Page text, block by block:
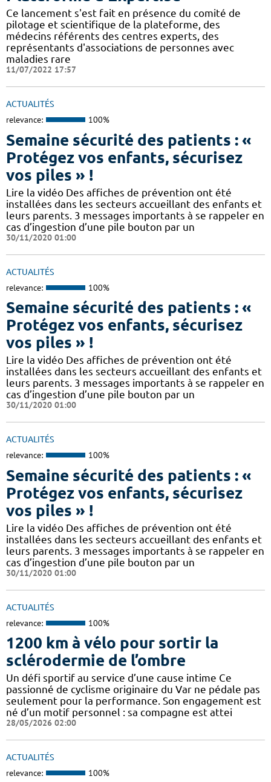
Ce lancement s'est fait en présence du comité de
pilotage et scientifique de la plateforme, des
médecins référents des centres experts, des
représentants d'associations de personnes avec
maladies rare
11/07/2022 17:57
ACTUALITÉS
relevance: 100%
Semaine sécurité des patients : «
Protégez vos enfants, sécurisez
vos piles » !
Lire la vidéo Des affiches de prévention ont été
installées dans les secteurs accueillant des enfants et
leurs parents. 3 messages importants à se rappeler en
cas d’ingestion d’une pile bouton par un
30/11/2020 01:00
ACTUALITÉS
relevance: 100%
Semaine sécurité des patients : «
Protégez vos enfants, sécurisez
vos piles » !
Lire la vidéo Des affiches de prévention ont été
installées dans les secteurs accueillant des enfants et
leurs parents. 3 messages importants à se rappeler en
cas d’ingestion d’une pile bouton par un
30/11/2020 01:00
ACTUALITÉS
relevance: 100%
Semaine sécurité des patients : «
Protégez vos enfants, sécurisez
vos piles » !
Lire la vidéo Des affiches de prévention ont été
installées dans les secteurs accueillant des enfants et
leurs parents. 3 messages importants à se rappeler en
cas d’ingestion d’une pile bouton par un
30/11/2020 01:00
ACTUALITÉS
relevance: 100%
1200 km à vélo pour sortir la
sclérodermie de l’ombre
Un défi sportif au service d’une cause intime Ce
passionné de cyclisme originaire du Var ne pédale pas
seulement pour la performance. Son engagement est
né d’un motif personnel : sa compagne est attei
28/05/2026 02:00
ACTUALITÉS
relevance: 100%